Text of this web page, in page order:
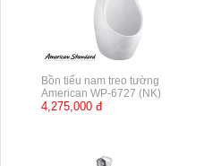
Bồn tiểu nam treo tường
American WP-6727 (NK)
4,275,000 đ